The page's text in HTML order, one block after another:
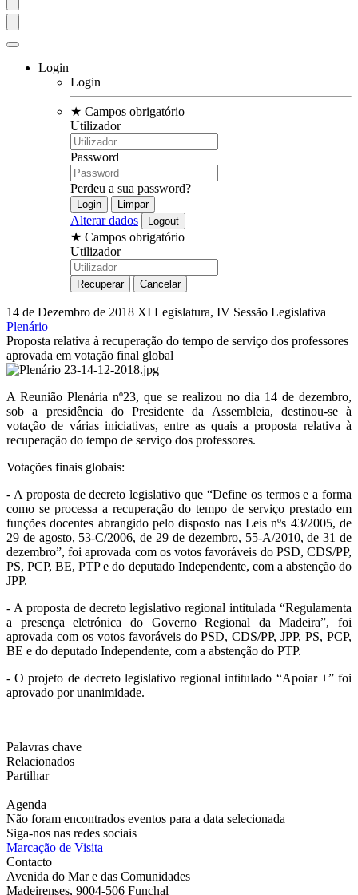
Login
Login
★ Campos obrigatório
Utilizador
Password
Perdeu a sua password?
Alterar dados
★ Campos obrigatório
Utilizador
14 de Dezembro de 2018 XI Legislatura, IV Sessão Legislativa
Plenário
Proposta relativa à recuperação do tempo de serviço dos professores
aprovada em votação final global
A Reunião Plenária nº23, que se realizou no dia 14 de dezembro,
sob a presidência do Presidente da Assembleia, destinou-se à
votação de várias iniciativas, entre as quais a proposta relativa à
recuperação do tempo de serviço dos professores.
Votações finais globais:
- A proposta de decreto legislativo que “Define os termos e a forma
como se processa a recuperação do tempo de serviço prestado em
funções docentes abrangido pelo disposto nas Leis nºs 43/2005, de
29 de agosto, 53-C/2006, de 29 de dezembro, 55-A/2010, de 31 de
dezembro”, foi aprovada com os votos favoráveis do PSD, CDS/PP,
PS, PCP, BE, PTP e do deputado Independente, com a abstenção do
JPP.
- A proposta de decreto legislativo regional intitulada “Regulamenta
a presença eletrónica do Governo Regional da Madeira”, foi
aprovada com os votos favoráveis do PSD, CDS/PP, JPP, PS, PCP,
BE e do deputado Independente, com a abstenção do PTP.
- O projeto de decreto legislativo regional intitulado “Apoiar +” foi
aprovado por unanimidade.
Palavras chave
Relacionados
Partilhar
Agenda
Não foram encontrados eventos para a data selecionada
Siga-nos nas redes sociais
Marcação de Visita
Contacto
Avenida do Mar e das Comunidades
Madeirenses, 9004-506 Funchal